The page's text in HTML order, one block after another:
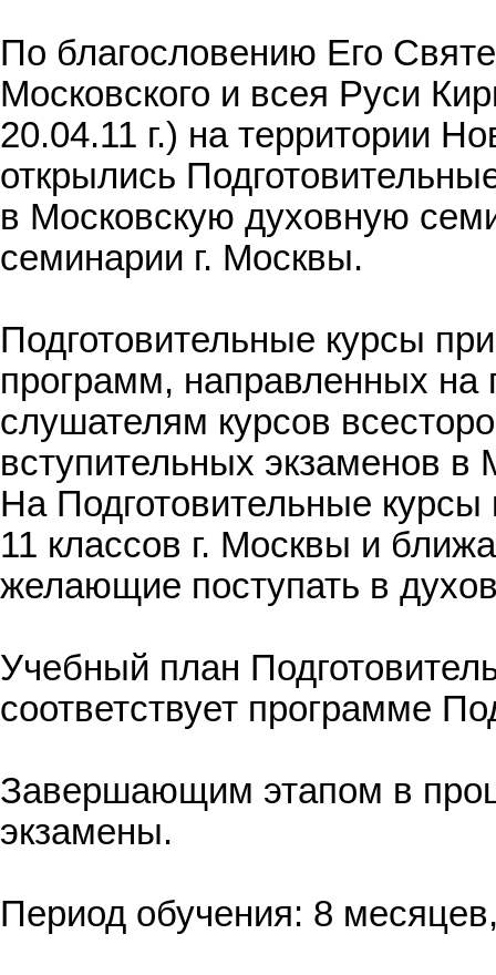
По благословению Его
Московского и всея Руси
20.04.11 г.) на территории
открылись
в Московскую духовную
семинарии г. Москвы.
Подготовительные курсы
программ, направленных на
слушателям курсов
вступительных экзаменов
На Подготовительные
11 классов г. Москвы и
желающие поступать в
Учебный план
соответствует программе
Завершающим этапом в
экзамены.
Период обучения: 8